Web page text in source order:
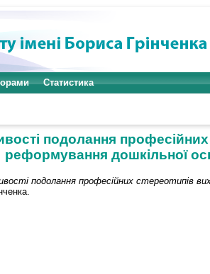
Статистика
подолання
реформування дошкільної
подолання професійних стереотипів